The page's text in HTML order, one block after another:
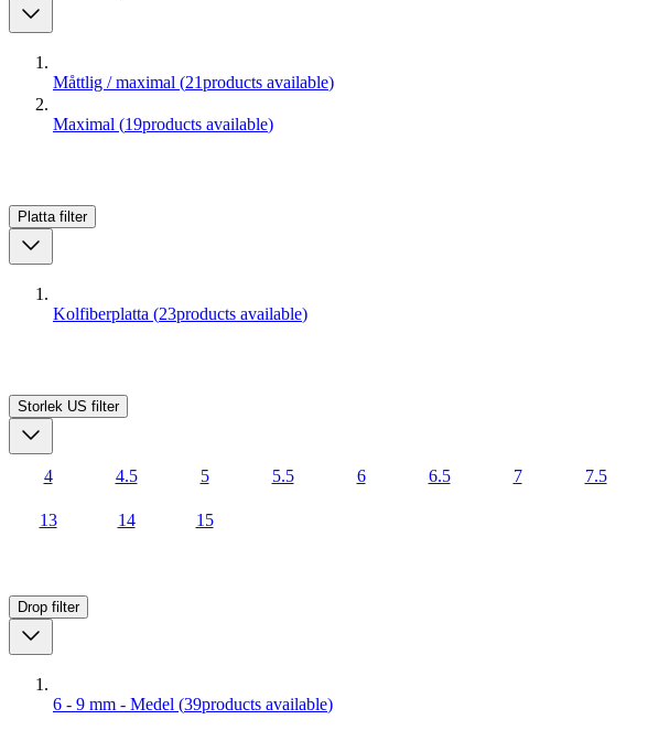
Måttlig / maximal (21products available)
Maximal (19products available)
Platta filter
Kolfiberplatta (23products available)
Storlek US filter
4 4.5 5 5.5 6 6.5 7 7.5
13 14 15
Drop filter
6 - 9 mm - Medel (39products available)